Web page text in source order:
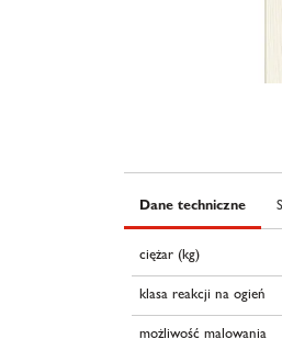
Dane techniczne
ciężar (kg)
klasa reakcji na ogień
możliwość malowania